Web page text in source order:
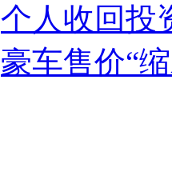
个人收回投
豪车售价“